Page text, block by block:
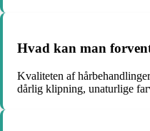
Hvad kan man
Kvaliteten af
dårlig klipning, unaturlige